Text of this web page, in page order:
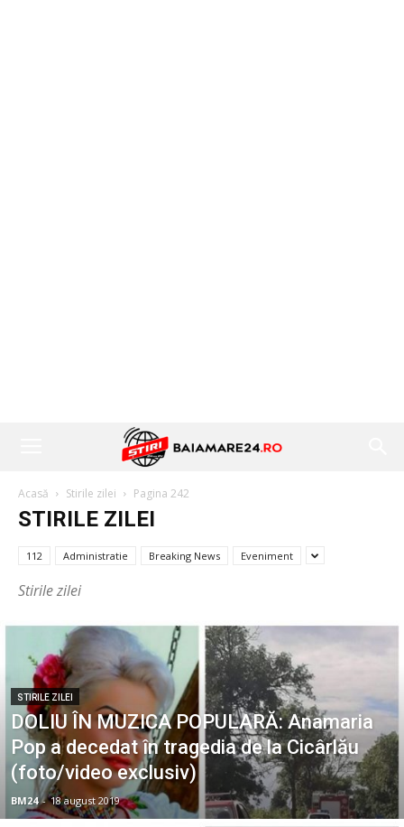
Acasă Stirile zilei Pagina 242
STIRILE ZILEI
112 Administratie Breaking News Eveniment
Stirile zilei
STIRILE ZILEI
DOLIU ÎN MUZICA POPULARĂ: Anamaria
Pop a decedat în tragedia de la Cicârlău
(foto/video exclusiv)
BM24 - 18 august 2019